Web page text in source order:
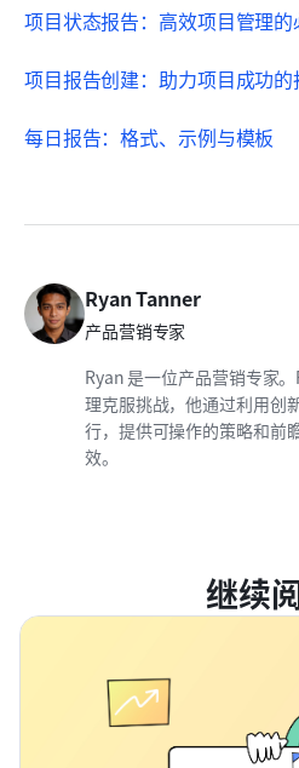
项目状态报告：高效项目管理
项目报告创建：助力项目成功的
每日报告：格式、示例与模板
Ryan Tanner
产品营销专家
Ryan 是一位产品营销专家
理克服挑战，他通过利用创
行，提供可操作的策略和前
效。
继续